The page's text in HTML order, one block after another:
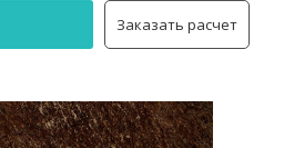
Заказать расчет